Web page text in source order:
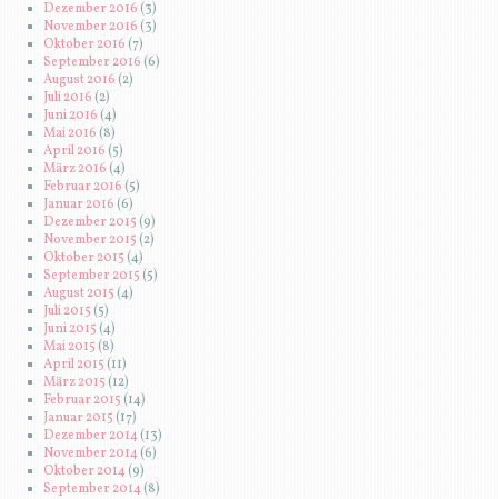
Dezember 2016 (3)
November 2016 (3)
Oktober 2016(7)
September 2016 (6)
August 2016(2)
Juli 2016(2)
Juni 2016 (4)
Mai 2016 (8)
April 2016(5)
März 2016 (4)
Februar 2016(5)
Januar 2016 (6)
Dezember 2015 (9)
November 2015 (2)
Oktober 2015 (4)
September 2015 (5)
August 2015 (4)
Juli 2015 (5)
Juni 2015 (4)
Mai 2015(8)
April 2015 (11)
März 2015 (12)
Februar 2015 (14)
Januar 2015 (17)
Dezember 2014(13)
November 2014(6)
Oktober 2014(9)
September 2014(8)